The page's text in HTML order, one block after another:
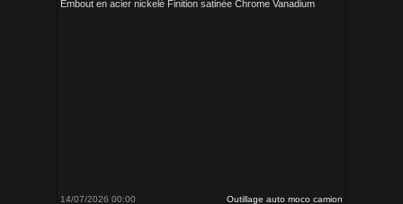
Embout en acier nickelé Finition satinée Chrome Vanadium
14/07/2026 00:00 Outillage auto moco camion